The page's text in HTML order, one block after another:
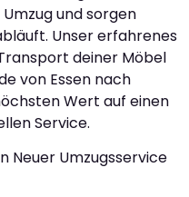
und sorgen
Unser erfahrenes
deiner Möbel
von Essen nach
Wert auf einen
Service.
Neuer Umzugsservice